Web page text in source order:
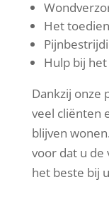
Het
Hulp bij
Dankzij onze
veel cliënten
blijven
voor dat u de
het beste bij